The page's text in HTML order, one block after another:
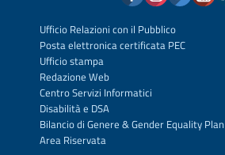
Ufficio Relazioni con il Pubblico
Posta elettronica certificata PEC
Ufficio stampa
Redazione Web
Centro Servizi Informatici
Disabilità e DSA
Bilancio di Genere & Gender Equality Plan
Area Riservata